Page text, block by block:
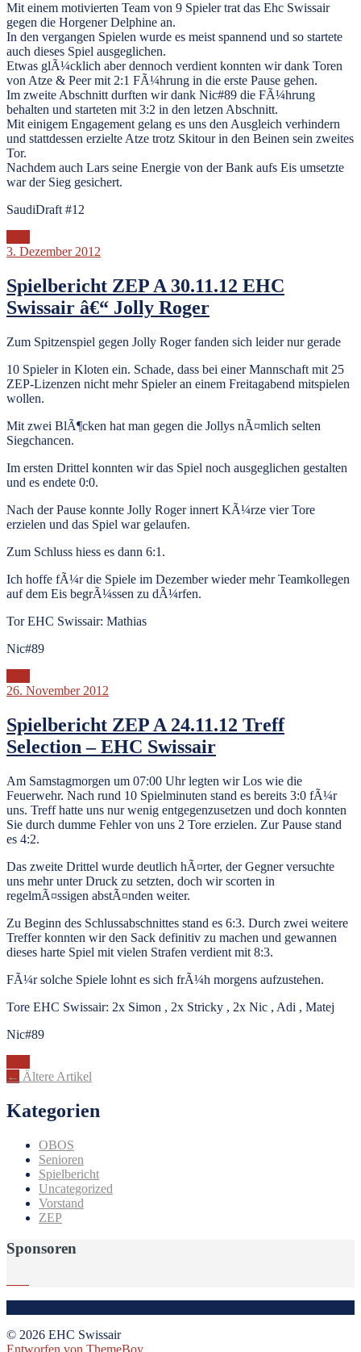
Mit einem motivierten Team von 9 Spieler trat das Ehc Swissair
gegen die Horgener Delphine an.
In den vergangen Spielen wurde es meist spannend und so startete
auch dieses Spiel ausgeglichen.
Etwas glÃ¼cklich aber dennoch verdient konnten wir dank Toren
von Atze & Peer mit 2:1 FÃ¼hrung in die erste Pause gehen.
Im zweite Abschnitt durften wir dank Nic#89 die FÃ¼hrung
behalten und starteten mit 3:2 in den letzen Abschnitt.
Mit einigem Engagement gelang es uns den Ausgleich verhindern
und stattdessen erzielte Atze trotz Skitour in den Beinen sein zweites
Tor.
Nachdem auch Lars seine Energie von der Bank aufs Eis umsetzte
war der Sieg gesichert.
SaudiDraft #12
3. Dezember 2012
Spielbericht ZEP A 30.11.12 EHC
Swissair â€“ Jolly Roger
Zum Spitzenspiel gegen Jolly Roger fanden sich leider nur gerade
10 Spieler in Kloten ein. Schade, dass bei einer Mannschaft mit 25
ZEP-Lizenzen nicht mehr Spieler an einem Freitagabend mitspielen
wollen.
Mit zwei BlÃ¶cken hat man gegen die Jollys nÃ¤mlich selten
Siegchancen.
Im ersten Drittel konnten wir das Spiel noch ausgeglichen gestalten
und es endete 0:0.
Nach der Pause konnte Jolly Roger innert KÃ¼rze vier Tore
erzielen und das Spiel war gelaufen.
Zum Schluss hiess es dann 6:1.
Ich hoffe fÃ¼r die Spiele im Dezember wieder mehr Teamkollegen
auf dem Eis begrÃ¼ssen zu dÃ¼rfen.
Tor EHC Swissair: Mathias
Nic#89
26. November 2012
Spielbericht ZEP A 24.11.12 Treff
Selection – EHC Swissair
Am Samstagmorgen um 07:00 Uhr legten wir Los wie die
Feuerwehr. Nach rund 10 Spielminuten stand es bereits 3:0 fÃ¼r
uns. Treff hatte uns nur wenig entgegenzusetzen und doch konnten
Sie durch dumme Fehler von uns 2 Tore erzielen. Zur Pause stand
es 4:2.
Das zweite Drittel wurde deutlich hÃ¤rter, der Gegner versuchte
uns mehr unter Druck zu setzten, doch wir scorten in
regelmÃ¤ssigen abstÃ¤nden weiter.
Zu Beginn des Schlussabschnittes stand es 6:3. Durch zwei weitere
Treffer konnten wir den Sack definitiv zu machen und gewannen
dieses harte Spiel mit vielen Strafen verdient mit 8:3.
FÃ¼r solche Spiele lohnt es sich frÃ¼h morgens aufzustehen.
Tore EHC Swissair: 2x Simon , 2x Stricky , 2x Nic , Adi , Matej
Nic#89
Beitragsnavigation
← Ältere Artikel
Kategorien
OBOS
Senioren
Spielbericht
Uncategorized
Vorstand
ZEP
Sponsoren
© 2026 EHC Swissair
Entworfen von ThemeBoy